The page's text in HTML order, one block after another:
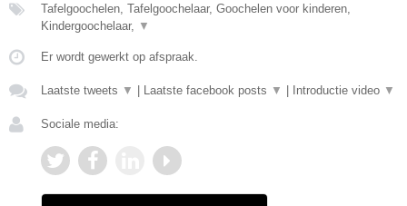
Tafelgoochelen, Tafelgoochelaar, Goochelen voor kinderen,
Kindergoochelaar, ▼
Er wordt gewerkt op afspraak.
Laatste tweets ▼ Laatste facebook posts ▼ Introductie video ▼
Sociale media: